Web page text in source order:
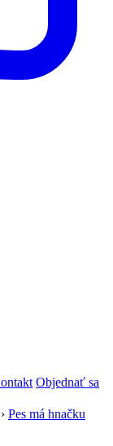
Objednať sa
› Pes má hnačku